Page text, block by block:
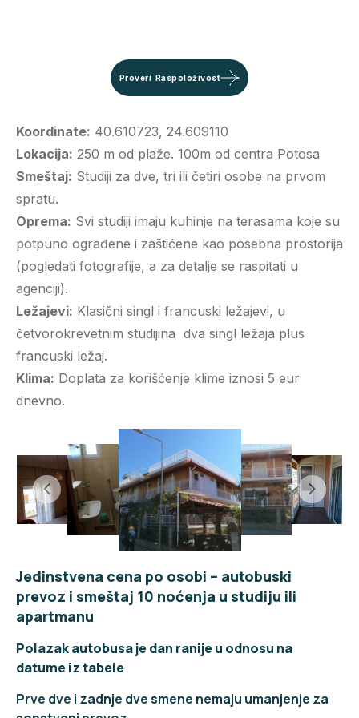
Proveri Raspoloživost
Koordinate: 40.610723, 24.609110
Lokacija: 250 m od plaže. 100m od centra Potosa
Smeštaj: Studiji za dve, tri ili četiri osobe na prvom
spratu.
Oprema: Svi studiji imaju kuhinje na terasama koje su
potpuno ograđene i zaštićene kao posebna prostorija
(pogledati fotografije, a za detalje se raspitati u
agenciji).
Ležajevi: Klasični singl i francuski ležajevi, u
četvorokrevetnim studijina dva singl ležaja plus
francuski ležaj.
Klima: Doplata za korišćenje klime iznosi 5 eur
dnevno.
Jedinstvena cena po osobi – autobuski
prevoz i smeštaj 10 noćenja u studiju ili
apartmanu
Polazak autobusa je dan ranije u odnosu na
datume iz tabele
Prve dve i zadnje dve smene nemaju umanjenje za